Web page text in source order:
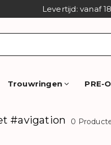
Levertijd: vanaf
Trouwringen PRE-
#avigation 0